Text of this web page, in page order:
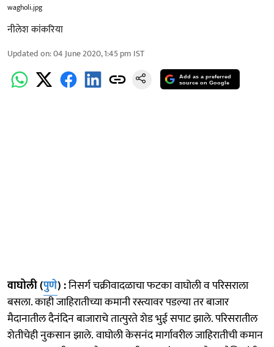
wagholi.jpg
नीलेश कांकरिया
Updated on:04 June 2020, 1:45 pm IST
Add as a preferred
source on Google
वाघोली (पुणे) :निसर्ग चक्रीवादळाचा फटका वाघोली व परिसराला
बसला. काही जाहिरातीच्या कमानी रस्त्यावर पडल्या तर बाजार
मैदानातील दैनंदिन बाजाराचे तात्पुरते शेड भुई सपाट झाले. परिसरातील
शेतीचेही नुकसान झाले. वाघोली केसनंद मार्गावरील जाहिरातीची कमान